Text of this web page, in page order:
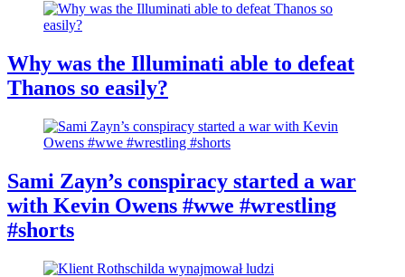
Why was the Illuminati able to defeat
Thanos so easily?
Sami Zayn’s conspiracy started a war
with Kevin Owens #wwe #wrestling
#shorts